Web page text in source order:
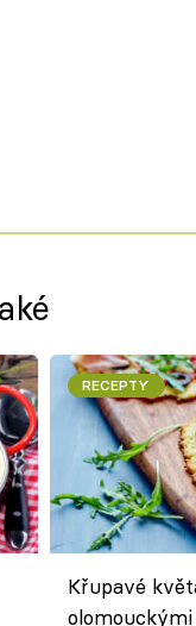
RECEPTY
Křupavé